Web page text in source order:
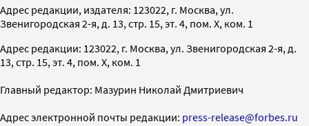
Адрес редакции, издателя: 123022, г. Москва, ул.
Звенигородская 2-я, д. 13, стр. 15, эт. 4, пом. X, ком. 1
Адрес редакции: 123022, г. Москва, ул. Звенигородская 2-я, д.
13, стр. 15, эт. 4, пом. X, ком. 1
Главный редактор: Мазурин Николай Дмитриевич
Адрес электронной почты редакции: press-release@forbes.ru